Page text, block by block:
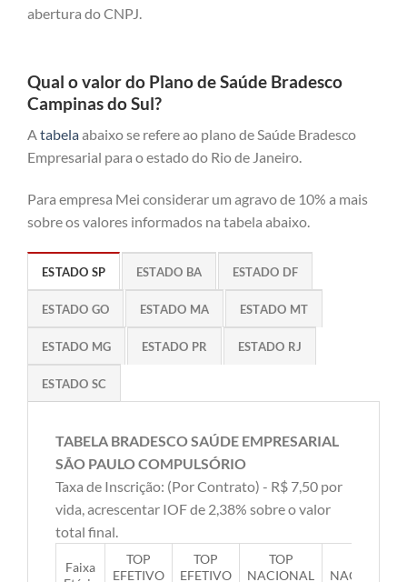
abertura do CNPJ.
Qual o valor do Plano de Saúde Bradesco
Campinas do Sul?
Atabelaabaixo se refere ao plano de Saúde Bradesco
Empresarial para o estado do Rio de Janeiro.
Para empresa Mei considerar um agravo de 10% a mais
sobre os valores informados na tabela abaixo.
ESTADO SP ESTADO BA ESTADO DF
ESTADO GO ESTADO MA ESTADO MT
ESTADO MG ESTADO PR ESTADO RJ
ESTADO SC
TABELA BRADESCO SAÚDE EMPRESARIAL
SÃO PAULO COMPULSÓRIO
Taxa de Inscrição: (Por Contrato) - R$ 7,50 por
vida, acrescentar IOF de 2,38% sobre o valor
total final.
Faixa
TOP
EFETIVO
TOP
EFETIVO
TOP
NACIONAL
NACIONAL